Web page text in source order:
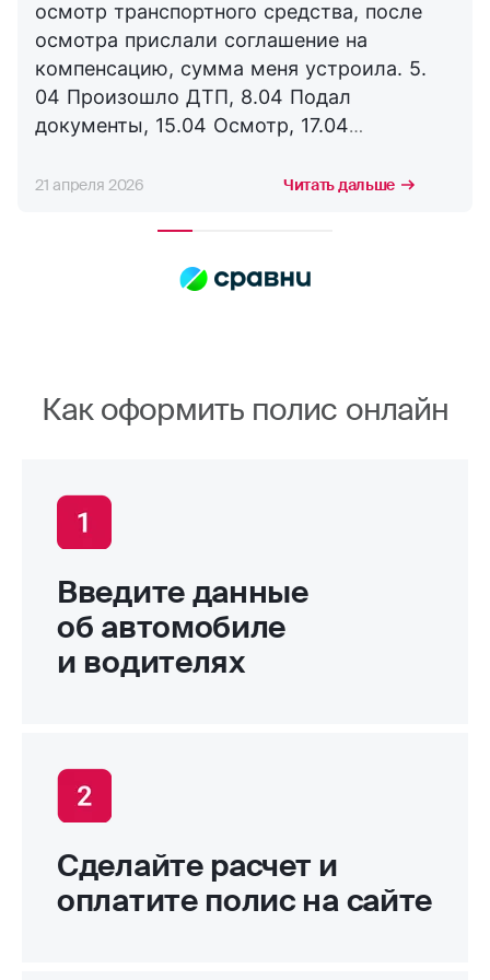
осмотр транспортного средства, после
осмотра прислали соглашение на
компенсацию, сумма меня устроила. 5.
04 Произошло ДТП, 8.04 Подал
документы, 15.04 Осмотр, 17.04
сотрудничать с компанией дальше,
21 апреля 2026 Читать дальше
Как оформить полис онлайн
Введите данные
об автомобиле
и водителях
Сделайте расчет и
оплатите полис на сайте